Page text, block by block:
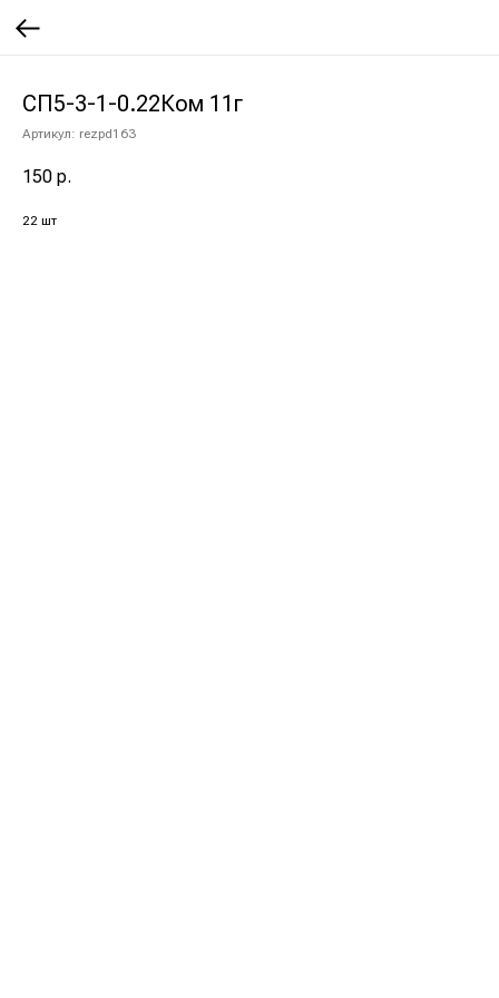
СП5-3-1-0.22Ком 11г
Артикул: rezpd163
150 р.
22 шт